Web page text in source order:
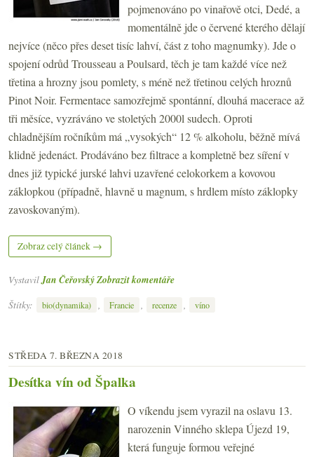
pojmenováno po vinařově otci, Dedé, a
momentálně jde o červené kterého dělají
nejvíce (něco přes deset tisíc lahví, část z toho magnumky). Jde o
spojení odrůd Trousseau a Poulsard, těch je tam každé více než
třetina a hrozny jsou pomlety, s méně než třetinou celých hroznů
Pinot Noir. Fermentace samozřejmě spontánní, dlouhá macerace až
tři měsíce, vyzráváno ve stoletých 2000l sudech. Oproti
chladnějším ročníkům má „vysokých“ 12 % alkoholu, běžně mívá
klidně jedenáct. Prodáváno bez filtrace a kompletně bez síření v
dnes již typické jurské lahvi uzavřené celokorkem a kovovou
záklopkou (případně, hlavně u magnum, s hrdlem místo záklopky
zavoskovaným).
Zobraz celý článek →
Vystavil Jan ČeřovskýZobrazit komentáře
Štítky:
bio(dynamika) , Francie , recenze , víno
STŘEDA 7. BŘEZNA 2018
Desítka vín od Špalka
O víkendu jsem vyrazil na oslavu 13.
narozenin Vinného sklepa Újezd 19,
která funguje formou veřejné